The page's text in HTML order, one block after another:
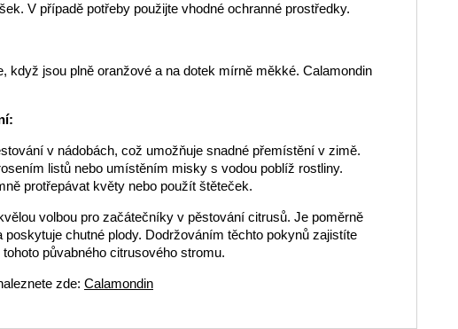
V případě potřeby použijte vhodné ochranné prostředky.
když jsou plně oranžové a na dotek mírně měkké. Calamondin
v nádobách, což umožňuje snadné přemístění v zimě.
listů nebo umístěním misky s vodou poblíž rostliny.
protřepávat květy nebo použít štěteček.
volbou pro začátečníky v pěstování citrusů. Je poměrně
poskytuje chutné plody. Dodržováním těchto pokynů zajistíte
půvabného citrusového stromu.
zde: Calamondin